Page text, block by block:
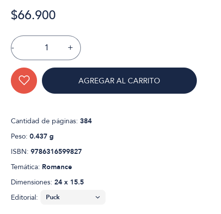
$66.900
- +
AGREGAR AL CARRITO
Cantidad de páginas:384
Peso:0.437 g
ISBN:9786316599827
Temática: Romance
Dimensiones:24 x 15.5
Editorial: